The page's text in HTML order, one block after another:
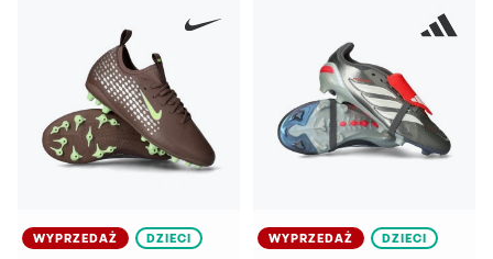
WYPRZEDAŻ DZIECI WYPRZEDAŻ DZIECI